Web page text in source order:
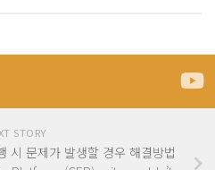
STORY
시 문제가 발생할 경우 해결방법